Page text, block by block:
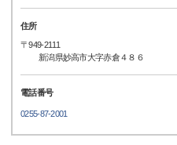
住所
〒949-2111
新潟県妙高市大字赤倉４８６
電話番号
0255-87-2001